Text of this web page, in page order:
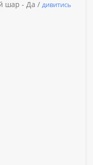
шар - Да / дивитись